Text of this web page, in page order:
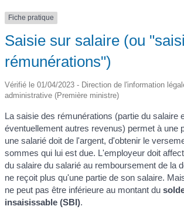
Fiche pratique
Saisie sur salaire (ou
rémunérations")
Vérifié le 01/04/2023 - Direction de l'information
administrative (Première ministre)
La saisie des rémunérations (partie du salaire
éventuellement autres revenus) permet à une
une salarié doit de l'argent, d'obtenir le
sommes qui lui est due. L'employeur doit
du salaire du salarié au remboursement de la
ne reçoit plus qu'une partie de son salaire.
ne peut pas être inférieure au montant du
insaisissable (SBI).